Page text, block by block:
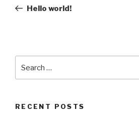
PostHello world!
for:
RECENT POSTS